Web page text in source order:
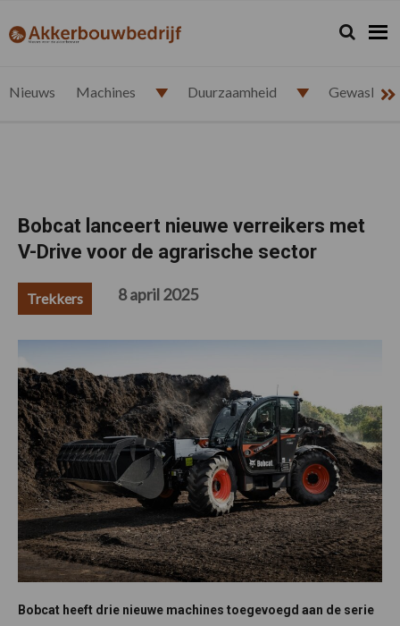
de
de
de
de
akkerbouwbedrijf.nl Zoeken...
Zoek
Nieuws Machines Duurzaamheid
Bobcat lanceert nieuwe verreikers met
V-Drive voor de agrarische sector
Trekkers 8 april 2025
Bobcat heeft drie nieuwe machines toegevoegd aan de serie